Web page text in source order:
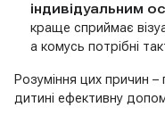
індивідуальним
краще сприймає
а комусь потрібні
Розуміння цих причин
дитині ефективну